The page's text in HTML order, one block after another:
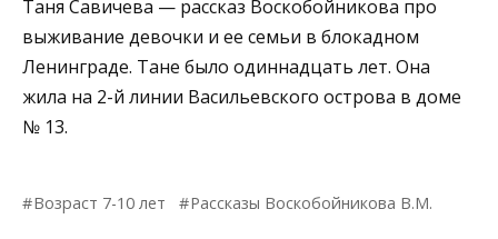
Таня Савичева — рассказ Воскобойникова про
выживание девочки и ее семьи в блокадном
Ленинграде. Тане было одиннадцать лет. Она
жила на 2-й линии Васильевского острова в доме
№ 13.
Возраст 7-10 лет Рассказы Воскобойникова В.М.